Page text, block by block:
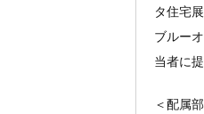
タ住宅
ブルー
当者に
＜配属